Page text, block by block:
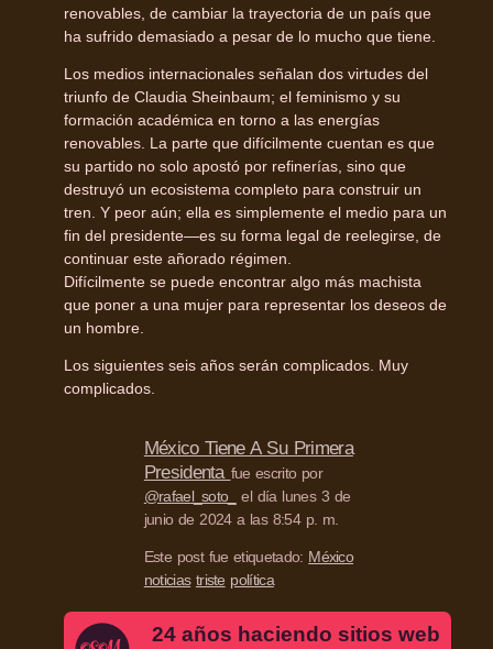
renovables, de cambiar la trayectoria de un país que
ha sufrido demasiado a pesar de lo mucho que tiene.
Los medios internacionales señalan dos virtudes del
triunfo de Claudia Sheinbaum; el feminismo y su
formación académica en torno a las energías
renovables. La parte que difícilmente cuentan es que
su partido no solo apostó por refinerías, sino que
destruyó un ecosistema completo para construir un
tren. Y peor aún; ella es simplemente el medio para un
fin del presidente—es su forma legal de reelegirse, de
continuar este añorado régimen.
Difícilmente se puede encontrar algo más machista
que poner a una mujer para representar los deseos de
un hombre.
Los siguientes seis años serán complicados. Muy
complicados.
México Tiene A Su Primera
Presidenta fue escrito por
@rafael_soto_
el día lunes 3 de
junio de 2024 a las 8:54 p. m.
Este post fue etiquetado: México
noticias triste política
24 años haciendo sitios web